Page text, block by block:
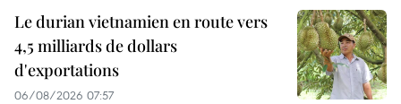
Le durian vietnamien en route vers
4,5 milliards de dollars
d'exportations
06/08/2026 07:57